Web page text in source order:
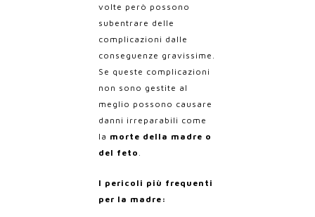
volte però possono
subentrare delle
complicazioni dalle
conseguenze gravissime.
Se queste complicazioni
non sono gestite al
meglio possono causare
danni irreparabili come
la morte della madre o
del feto .
I pericoli più frequenti
per la madre: